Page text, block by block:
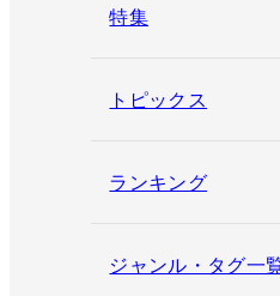
特集
トピックス
ランキング
ジャンル・タグ一